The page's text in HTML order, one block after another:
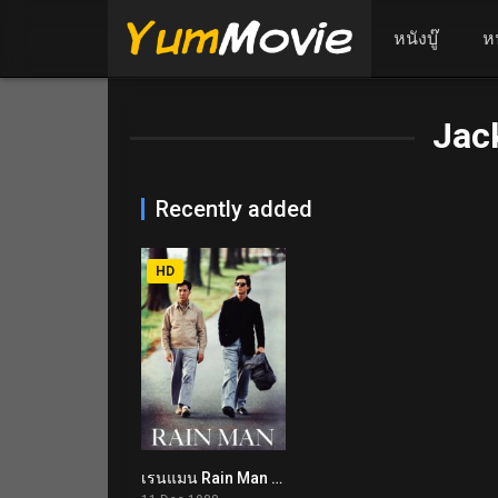
หนังบู๊ ห
Recently added
8.0
HD
เรนแมน Rain Man (1988)